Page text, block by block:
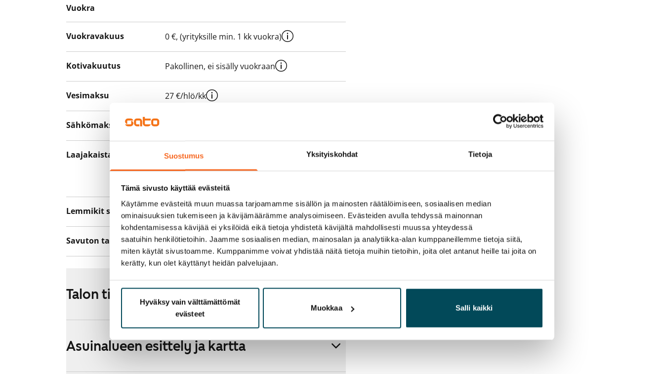
Suostumus Yksityiskohdat Tietoja
Tämä sivusto käyttää evästeitä
Käytämme evästeitä muun muassa tarjoamamme sisällön ja mainosten räätälöimiseen, sosiaalisen median
ominaisuuksien tukemiseen ja kävijämäärämme analysoimiseen. Evästeiden avulla tehdyssä mainonnan
kohdentamisessa kävijää ei yksilöidä eikä tietoja yhdistetä kävijältä mahdollisesti muussa yhteydessä
saatuihin henkilötietoihin. Jaamme sosiaalisen median, mainosalan ja analytiikka-alan kumppaneillemme tietoja siitä,
miten käytät sivustoamme. Kumppanimme voivat yhdistää näitä tietoja muihin tietoihin, joita olet antanut heille tai joita on
kerätty, kun olet käyttänyt heidän palvelujaan.
Hyväksy vain välttämättömät
evästeet
Muokkaa Salli kaikki
Vuokra
Vuokravakuus 0 €, (yrityksille min. 1 kk vuokra)
Kotivakuutus Pakollinen, ei sisälly vuokraan
Vesimaksu 27 €/hlö/kk
Sähkömaksu
Laajakaista
Vuokraan sisältyy 50 M laajakaistaliittymä. Voit
hankkia lisänopeutta etuhintaan ottamalla
Lemmikit sallittu Kyllä
Savuton talo Ei
Talon tiedot
Asuinalueen esittely ja kartta